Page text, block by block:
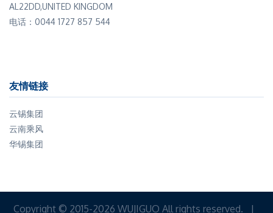
AL22DD,UNITED KINGDOM
电话：0044 1727 857 544
友情链接
云锡集团
云南乘风
华锡集团
Copyright © 2015-2026 WUJIGUO All rights reserved. |